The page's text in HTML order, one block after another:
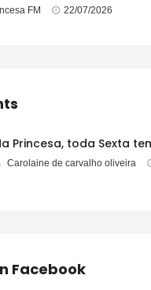
FM 22/07/2026
Princesa, toda Sexta
Carolaine de carvalho oliveira
Facebook